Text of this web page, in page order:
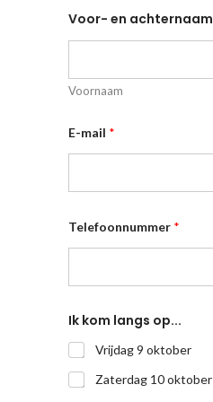
Voor- en achternaam
Voornaam
E-mail *
Telefoonnummer *
Ik kom langs op...
Vrijdag 9 oktober
Zaterdag 10 oktober